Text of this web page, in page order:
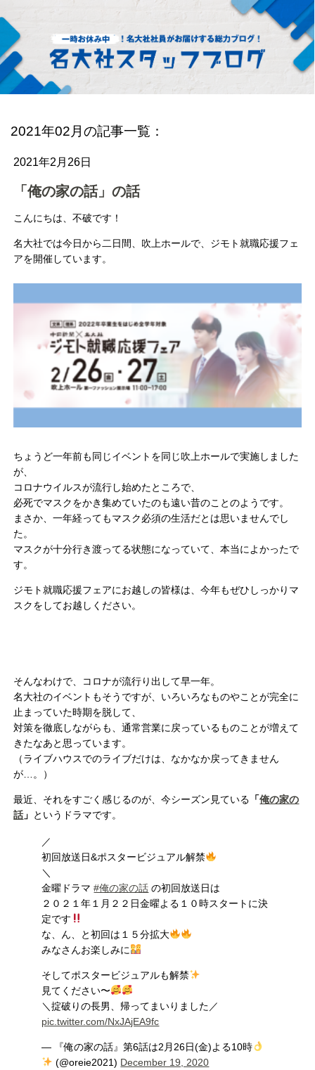
2021年02月の記事一覧：
2021年2月26日
「俺の家の話」の話
こんにちは、不破です！
名大社では今日から二日間、吹上ホールで、ジモト就職応援フェ
アを開催しています。
ちょうど一年前も同じイベントを同じ吹上ホールで実施しました
が、
コロナウイルスが流行し始めたところで、
必死でマスクをかき集めていたのも遠い昔のことのようです。
まさか、一年経ってもマスク必須の生活だとは思いませんでし
た。
マスクが十分行き渡ってる状態になっていて、本当によかったで
す。
ジモト就職応援フェアにお越しの皆様は、今年もぜひしっかりマ
スクをしてお越しください。
そんなわけで、コロナが流行り出して早一年。
名大社のイベントもそうですが、いろいろなものやことが完全に
止まっていた時期を脱して、
対策を徹底しながらも、通常営業に戻っているものことが増えて
きたなあと思っています。
（ライブハウスでのライブだけは、なかなか戻ってきません
が…。）
最近、それをすごく感じるのが、今シーズン見ている 「俺の家の
話 」 というドラマです。
／
初回放送日&ポスタービジュアル解禁
＼
金曜ドラマ#俺の家の話 の初回放送日は
２０２１年１月２２日金曜よる１０時スタートに決
定です
な、ん、と初回は１５分拡大
みなさんお楽しみに
そしてポスタービジュアルも解禁
見てください〜
＼掟破りの長男、帰ってまいりました／
pic.twitter.com/NxJAjEA9fc
— 『俺の家の話』第6話は2月26日(金)よる10時
(@oreie2021) December 19, 2020